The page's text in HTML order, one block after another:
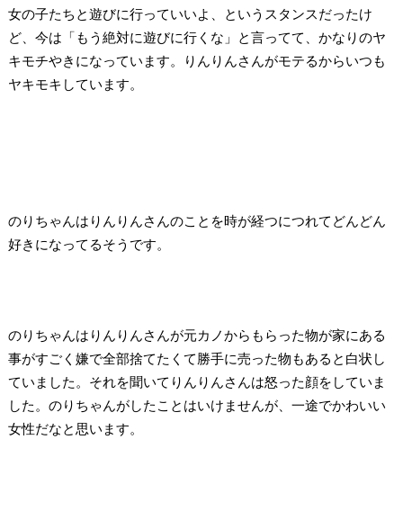
女の子たちと遊びに行っていいよ、というスタンスだったけ
ど、今は「もう絶対に遊びに行くな」と言ってて、かなりのヤ
キモチやきになっています。りんりんさんがモテるからいつも
ヤキモキしています。
のりちゃんはりんりんさんのことを時が経つにつれてどんどん
好きになってるそうです。
のりちゃんはりんりんさんが元カノからもらった物が家にある
事がすごく嫌で全部捨てたくて勝手に売った物もあると白状し
ていました。それを聞いてりんりんさんは怒った顔をしていま
した。のりちゃんがしたことはいけませんが、一途でかわいい
女性だなと思います。